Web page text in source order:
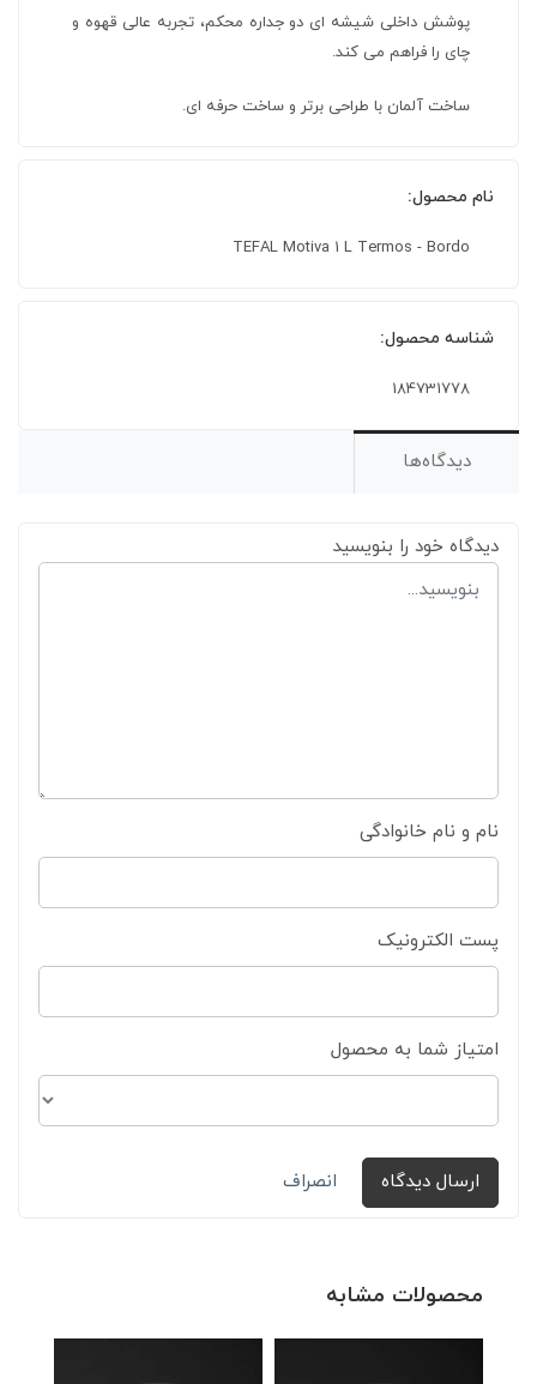
پوشش داخلی شیشه ای دو جداره محکم، تجربه عالی قهوه و
چای را فراهم می کند.
ساخت آلمان با طراحی برتر و ساخت حرفه ای.
نام محصول:
TEFAL Motiva 1 L Termos - Bordo
شناسه محصول:
184731778
دیدگاه‌ها
دیدگاه خود را بنویسید
نام و نام خانوادگی
پست الکترونیک
امتیاز شما به محصول
ارسال دیدگاه انصراف
محصولات مشابه